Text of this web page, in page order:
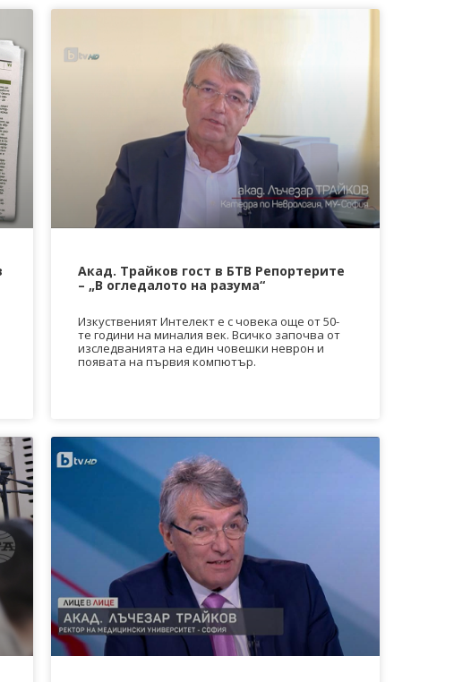
Акад. Трайков гост в БТВ Репортерите
– „В огледалото на разума“
Изкуственият Интелект е с човека още от 50-
те години на миналия век. Всичко започва от
изследванията на един човешки неврон и
появата на първия компютър.